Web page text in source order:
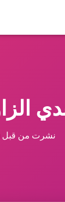
نشرت من قبل